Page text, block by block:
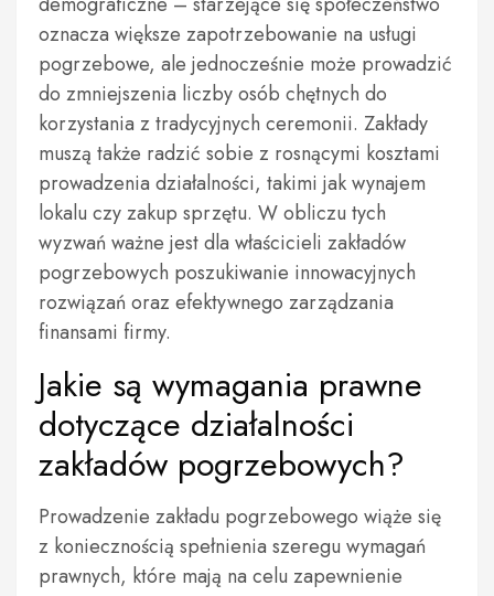
oznacza większe zapotrzebowanie na usługi
pogrzebowe, ale jednocześnie może prowadzić
do zmniejszenia liczby osób chętnych do
korzystania z tradycyjnych ceremonii. Zakłady
muszą także radzić sobie z rosnącymi kosztami
prowadzenia działalności, takimi jak wynajem
lokalu czy zakup sprzętu. W obliczu tych
wyzwań ważne jest dla właścicieli zakładów
pogrzebowych poszukiwanie innowacyjnych
rozwiązań oraz efektywnego zarządzania
finansami firmy.
Jakie są wymagania prawne
dotyczące działalności
zakładów pogrzebowych?
Prowadzenie zakładu pogrzebowego wiąże się
z koniecznością spełnienia szeregu wymagań
prawnych, które mają na celu zapewnienie